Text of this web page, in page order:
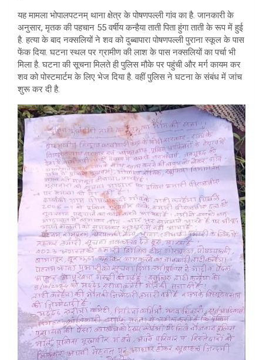
यह मामला भोपालपटनम् थाना क्षेत्र के पोषणपल्ली गांव का है. जानकारी के
अनुसार, मृतक की पहचान 55 वर्षीय कन्हैया ताती पिता हुंगा ताती के रूप में हुई
है. हत्या के बाद नक्सलियों ने शव को दुब्बापारा पोषणपल्ली पुराना स्कूल के पास
फेंक दिया. घटना स्थल पर ग्रामीण की लाश के पास नक्सलियों का पर्चा भी
मिला है. घटना की सूचना मिलते ही पुलिस मौके पर पहुंची और मर्ग कायम कर
शव को पोस्टमार्टम के लिए भेज दिया है. वहीं पुलिस ने घटना के संबंध में जांच
शुरू कर दी है.